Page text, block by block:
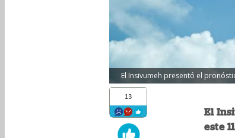
El Insivumeh presentó el
13
El
este